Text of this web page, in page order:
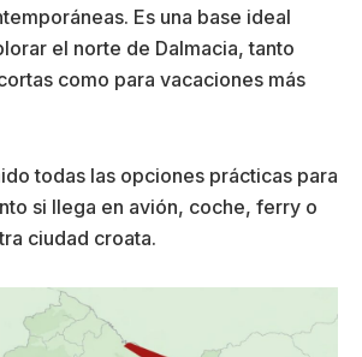
Es una base ideal
el norte de Dalmacia, tanto
como para vacaciones más
todas las opciones prácticas para
si llega en avión, coche, ferry o
ciudad croata.